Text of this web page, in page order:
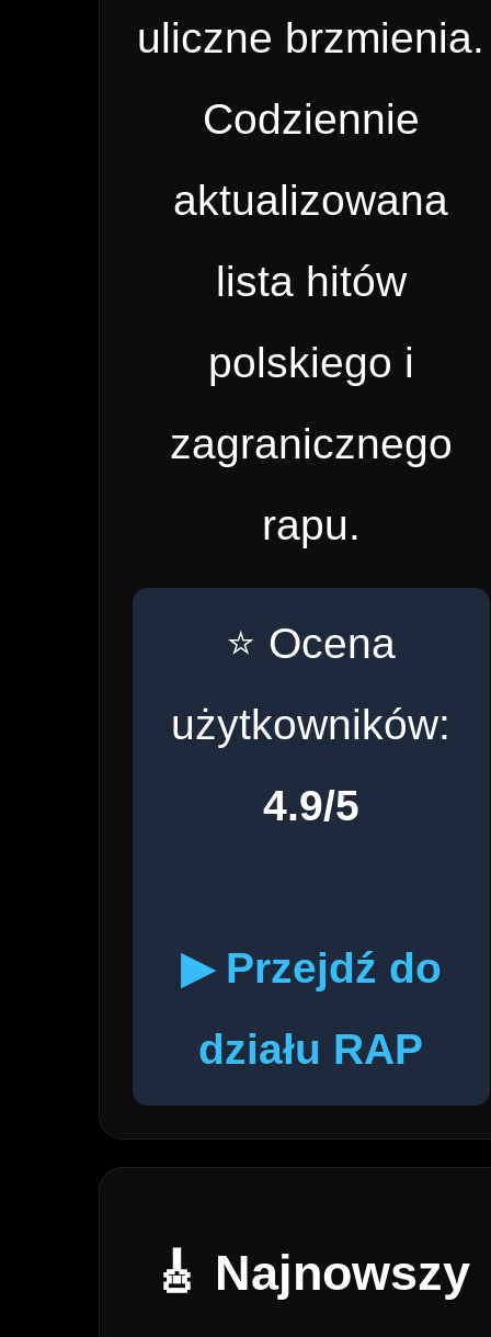
uliczne brzmienia.
Codziennie
aktualizowana
lista hitów
polskiego i
zagranicznego
rapu.
⭐ Ocena
użytkowników:
4.9/5
▶ Przejdź do
działu RAP
🎸 Najnowszy